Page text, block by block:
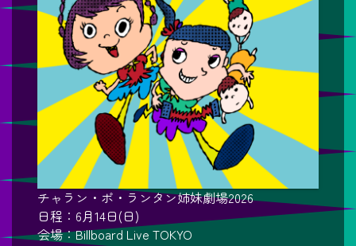
チャラン・ポ・ランタン姉妹劇場2026
日程：6月14日(日)
会場：Billboard Live TOKYO